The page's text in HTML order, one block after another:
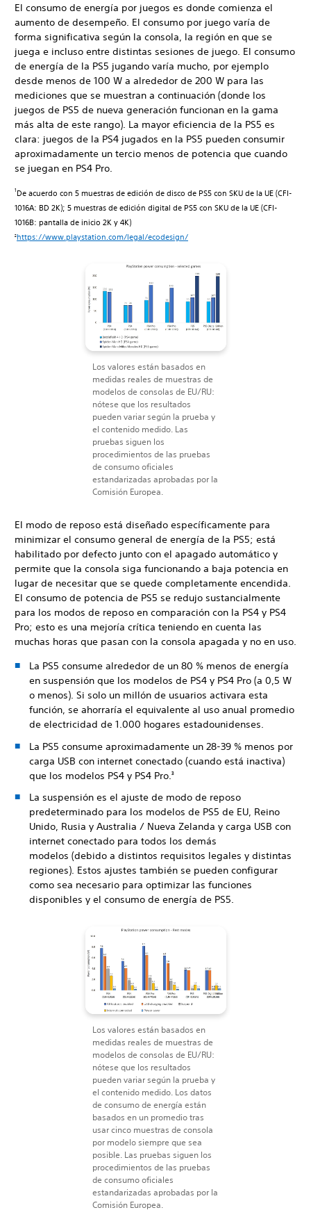
El consumo de energía por juegos es donde comienza el
aumento de desempeño. El consumo por juego varía de
forma significativa según la consola, la región en que se
juega e incluso entre distintas sesiones de juego. El consumo
de energía de la PS5 jugando varía mucho, por ejemplo
desde menos de 100 W a alrededor de 200 W para las
mediciones que se muestran a continuación (donde los
juegos de PS5 de nueva generación funcionan en la gama
más alta de este rango). La mayor eficiencia de la PS5 es
clara: juegos de la PS4 jugados en la PS5 pueden consumir
aproximadamente un tercio menos de potencia que cuando
se juegan en PS4 Pro.
1 De acuerdo con 5 muestras de edición de disco de PS5 con SKU de la UE (CFI-
1016A: BD 2K); 5 muestras de edición digital de PS5 con SKU de la UE (CFI-
1016B: pantalla de inicio 2K y 4K)
2https://www.playstation.com/legal/ecodesign/
Los valores están basados en
medidas reales de muestras de
modelos de consolas de EU/RU:
nótese que los resultados
pueden variar según la prueba y
el contenido medido. Las
pruebas siguen los
procedimientos de las pruebas
de consumo oficiales
estandarizadas aprobadas por la
Comisión Europea.
El modo de reposo está diseñado específicamente para
minimizar el consumo general de energía de la PS5; está
habilitado por defecto junto con el apagado automático y
permite que la consola siga funcionando a baja potencia en
lugar de necesitar que se quede completamente encendida.
El consumo de potencia de PS5 se redujo sustancialmente
para los modos de reposo en comparación con la PS4 y PS4
Pro; esto es una mejoría crítica teniendo en cuenta las
muchas horas que pasan con la consola apagada y no en uso.
La PS5 consume alrededor de un 80 % menos de energía
en suspensión que los modelos de PS4 y PS4 Pro (a 0,5 W
o menos). Si solo un millón de usuarios activara esta
función, se ahorraría el equivalente al uso anual promedio
de electricidad de 1.000 hogares estadounidenses.
La PS5 consume aproximadamente un 28-39 % menos por
carga USB con internet conectado (cuando está inactiva)
que los modelos PS4 y PS4 Pro. 3
La suspensión es el ajuste de modo de reposo
predeterminado para los modelos de PS5 de EU, Reino
Unido, Rusia y Australia / Nueva Zelanda y carga USB con
internet conectado para todos los demás
modelos (debido a distintos requisitos legales y distintas
regiones). Estos ajustes también se pueden configurar
como sea necesario para optimizar las funciones
disponibles y el consumo de energía de PS5.
Los valores están basados en
medidas reales de muestras de
modelos de consolas de EU/RU:
nótese que los resultados
pueden variar según la prueba y
el contenido medido. Los datos
de consumo de energía están
basados en un promedio tras
usar cinco muestras de consola
por modelo siempre que sea
posible. Las pruebas siguen los
procedimientos de las pruebas
de consumo oficiales
estandarizadas aprobadas por la
Comisión Europea.